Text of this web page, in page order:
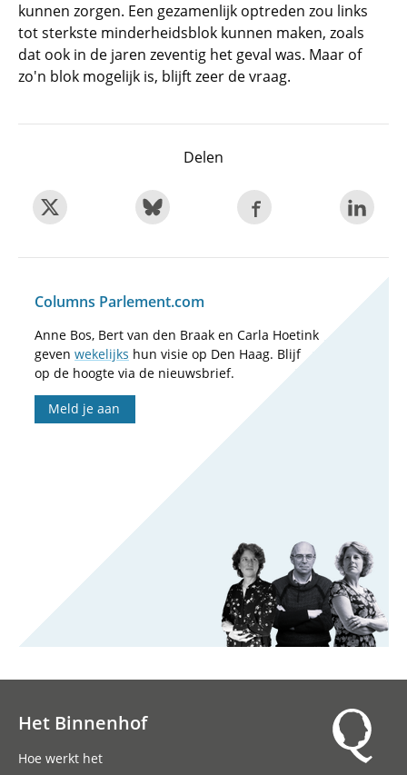
kunnen zorgen. Een gezamenlijk optreden zou links
tot sterkste minderheidsblok kunnen maken, zoals
dat ook in de jaren zeventig het geval was. Maar of
zo'n blok mogelijk is, blijft zeer de vraag.
Delen
Columns Parlement.com
Anne Bos, Bert van den Braak en Carla Hoetink
geven wekelijks hun visie op Den Haag. Blijf
op de hoogte via de nieuwsbrief.
Meld je aan
Het Binnenhof
Hoe werkt het